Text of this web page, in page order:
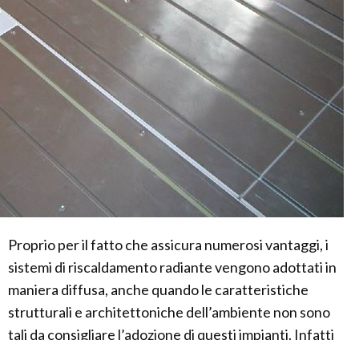
Proprio per il fatto che assicura numerosi vantaggi, i
sistemi di riscaldamento radiante vengono adottati in
maniera diffusa, anche quando le caratteristiche
strutturali e architettoniche dell’ambiente non sono
tali da consigliare l’adozione di questi impianti. Infatti